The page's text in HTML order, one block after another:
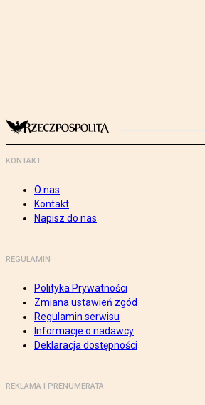
KONTAKT
O nas
Kontakt
Napisz do nas
REGULAMIN
Polityka Prywatności
Zmiana ustawień zgód
Regulamin serwisu
Informacje o nadawcy
Deklaracja dostępności
REKLAMA I PRENUMERATA